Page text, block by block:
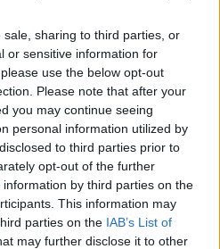
sharing to third parties, or
or sensitive information for
use the below opt-out
Please note that after your
you may continue seeing
personal information utilized by
to third parties prior to
opt-out of the further
by third parties on the
This information may
parties on the IAB’s List of
may further disclose it to other
το βίντεο για τη
μετά τη δολοφονία